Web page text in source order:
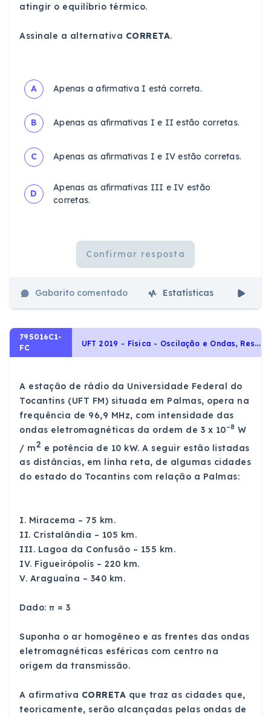
atingir o equilíbrio térmico.
Assinale a alternativa CORRETA.
A Apenas a afirmativa I está correta.
B Apenas as afirmativas I e II estão corretas.
C Apenas as afirmativas I e IV estão corretas.
D
Apenas as afirmativas III e IV estão
corretas.
Confirmar resposta
Gabarito comentado Estatísticas
795016C1-
FC
U
FT 2019 - Física - Oscilação e Ondas, Resistores e Potência Elétrica, Ondas e Propriedades Ondulatórias, Eletricidade
A estação de rádio da Universidade Federal do
Tocantins (UFT FM) situada em Palmas, opera na
frequência de 96,9 MHz, com intensidade das
ondas eletromagnéticas da ordem de 3 x 10–8 W
/ m2 e potência de 10 kW. A seguir estão listadas
as distâncias, em linha reta, de algumas cidades
do estado do Tocantins com relação a Palmas:
I. Miracema – 75 km.
II. Cristalândia – 105 km.
III. Lagoa da Confusão – 155 km.
IV. Figueirópolis – 220 km.
V. Araguaína – 340 km.
Dado: π = 3
Suponha o ar homogêneo e as frentes das ondas
eletromagnéticas esféricas com centro na
origem da transmissão.
A afirmativa CORRETA que traz as cidades que,
teoricamente, serão alcançadas pelas ondas de